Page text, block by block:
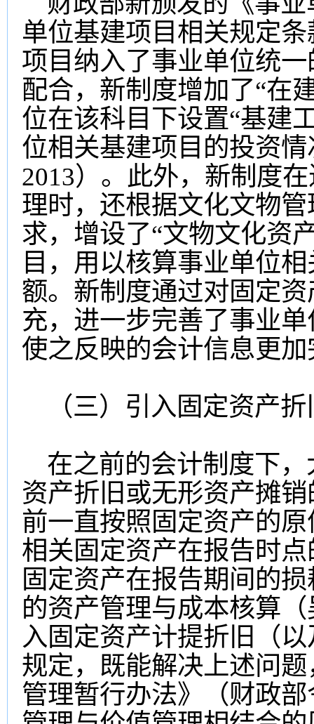
单位基建项目相关规定
项目纳入了事业单位统
配合，新制度增加了“在
位在该科目下设置“基建
位相关基建项目的投资
2013）。此外，新制度
理时，还根据文化文物
求，增设了“文物文化资
目，用以核算事业单位
额。新制度通过对固定
充，进一步完善了事业
使之反映的会计信息更
（三）引入固定资产折
在之前的会计制度下，
资产折旧或无形资产摊
前一直按照固定资产的
相关固定资产在报告时
固定资产在报告期间的
的资产管理与成本核算
入固定资产计提折旧（
规定，既能解决上述问
管理暂行办法》（财政